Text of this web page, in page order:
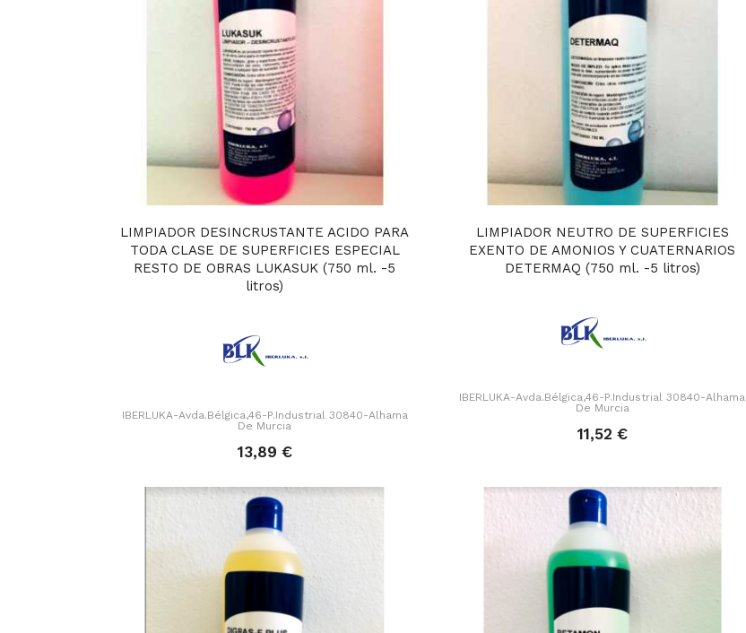
LIMPIADOR DESINCRUSTANTE ACIDO PARA
TODA CLASE DE SUPERFICIES ESPECIAL
RESTO DE OBRAS LUKASUK (750 ml. -5
litros)
IBERLUKA-Avda.Bélgica,46-P.Industrial 30840-Alhama
De Murcia
13,89 €
LIMPIADOR NEUTRO DE SUPERFICIES
EXENTO DE AMONIOS Y CUATERNARIOS
DETERMAQ (750 ml. -5 litros)
IBERLUKA-Avda.Bélgica,46-P.Industrial 30840-Alhama
De Murcia
11,52 €